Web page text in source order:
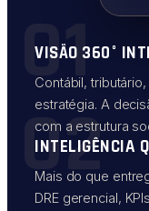
01
VISÃO 360°
Contábil,
estratégia. A
com a estrutura
02
INTELIGÊNCIA
Mais do que
DRE gerencial,